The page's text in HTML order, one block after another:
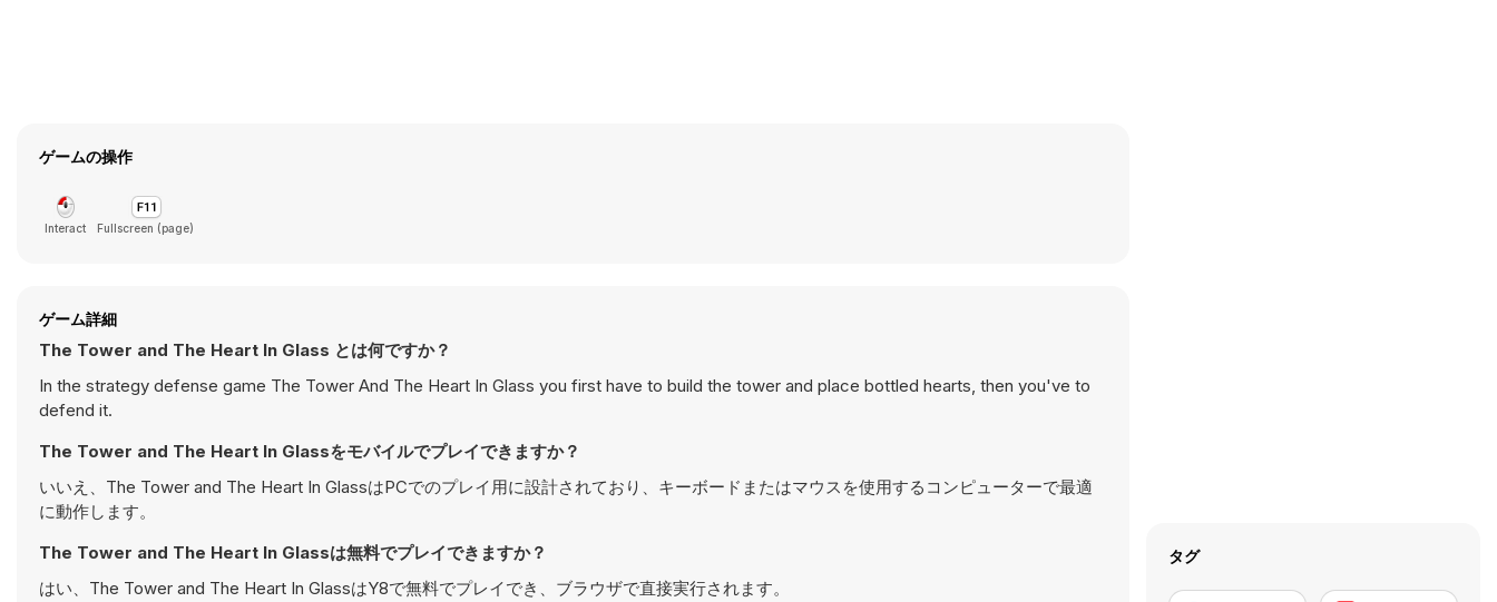
ゲームの操作
Interact Fullscreen (page)
ゲーム詳細
The Tower and The Heart In Glass とは何ですか？
In the strategy defense game The Tower And The Heart In Glass you first have to build the tower and place bottled hearts, then you've to
defend it.
The Tower and The Heart In Glassをモバイルでプレイできますか？
いいえ、The Tower and The Heart In GlassはPCでのプレイ用に設計されており、キーボードまたはマウスを使用するコンピューターで最適
に動作します。
The Tower and The Heart In Glassは無料でプレイできますか？
はい、The Tower and The Heart In GlassはY8で無料でプレイでき、ブラウザで直接実行されます。
タグ